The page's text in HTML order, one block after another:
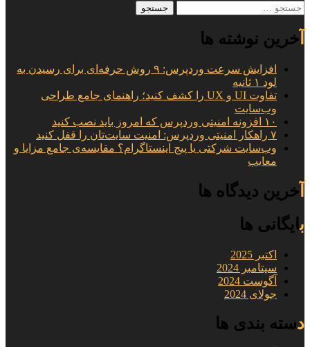
جستجو
آخرین نوشته ها
افزایش سرعت وردپرس: ۹ روش حرفه‌ای برای رسیدن به
لود ۱ ثانیه
تفاوت UI و UX را کشف کنید؛ راهنمای جامع طراحی
وب‌سایت
۱۰ افزونه امنیتی وردپرس که امروز باید نصب کنید
۷ راهکار امنیتی وردپرس: امنیت سایت‌تان را قفل کنید
وب‌سایت شرکتی یا پیج اینستاگرام؟ مقایسه‌ی جامع مزایا و
معایب
آخرین دیدگاه ها
بایگانی ها
اکتبر 2025
سپتامبر 2024
آگوست 2024
جولای 2024
دسته بندی ها